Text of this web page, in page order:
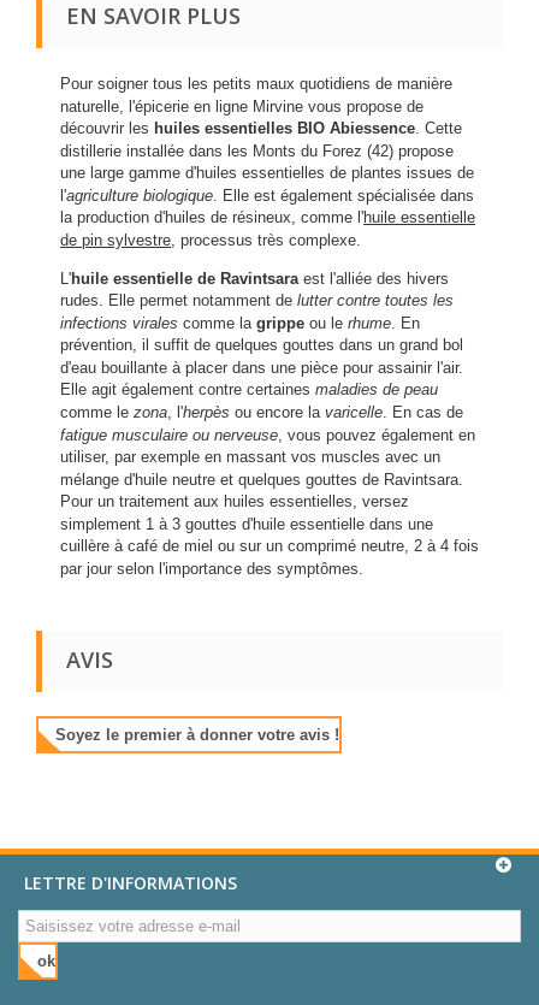
EN SAVOIR PLUS
Pour soigner tous les petits maux quotidiens de manière
naturelle, l'épicerie en ligne Mirvine vous propose de
découvrir les huiles essentielles BIO Abiessence . Cette
distillerie installée dans les Monts du Forez (42) propose
une large gamme d'huiles essentielles de plantes issues de
l'agriculture biologique . Elle est également spécialisée dans
la production d'huiles de résineux, comme l'huile essentielle
de pin sylvestre , processus très complexe.
L'huile essentielle de Ravintsara est l'alliée des hivers
rudes. Elle permet notamment de lutter contre toutes les
infections virales comme la grippe ou le rhume . En
prévention, il suffit de quelques gouttes dans un grand bol
d'eau bouillante à placer dans une pièce pour assainir l'air.
Elle agit également contre certaines maladies de peau
comme le zona , l'herpès ou encore la varicelle . En cas de
fatigue musculaire ou nerveuse , vous pouvez également en
utiliser, par exemple en massant vos muscles avec un
mélange d'huile neutre et quelques gouttes de Ravintsara.
Pour un traitement aux huiles essentielles, versez
simplement 1 à 3 gouttes d'huile essentielle dans une
cuillère à café de miel ou sur un comprimé neutre, 2 à 4 fois
par jour selon l'importance des symptômes.
AVIS
Soyez le premier à donner votre avis !
LETTRE D'INFORMATIONS
ok